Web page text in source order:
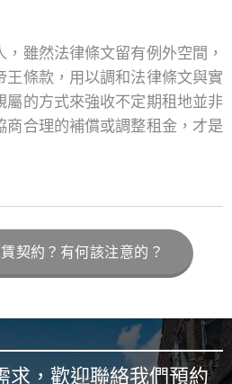
雖然法律條文留有例外空間，
王條款，用以調和法律條文與實
屬的方式來強收不定期租地並非
商合理的補償或調整租金，才是
契約？有何該注意的？
求，歡迎聯絡我們預約